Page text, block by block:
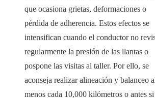
que ocasiona grietas, deformaciones o
pérdida de adherencia. Estos efectos se
intensifican cuando el conductor no
regularmente la presión de las llantas o
pospone las visitas al taller. Por ello, se
aconseja realizar alineación y balanceo
menos cada 10,000 kilómetros o antes si